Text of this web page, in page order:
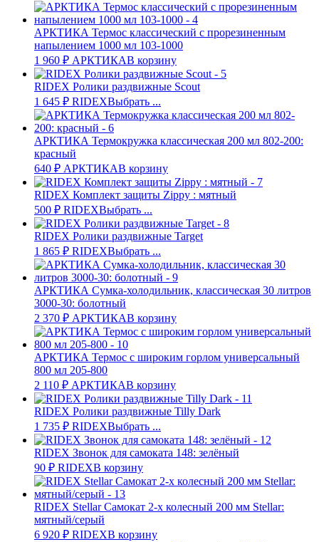
АРКТИКА Термос классический с прорезиненным
напылением 1000 мл 103-1000
1 960 ₽ АРКТИКАВ корзину
RIDEX Ролики раздвижные Scout
1 645 ₽ RIDEXВыбрать ...
АРКТИКА Термокружка классическая 200 мл 802-200:
красный
640 ₽ АРКТИКАВ корзину
RIDEX Комплект защиты Zippy : мятный
500 ₽ RIDEXВыбрать ...
RIDEX Ролики раздвижные Target
1 865 ₽ RIDEXВыбрать ...
АРКТИКА Сумка-холодильник, классическая 30 литров
3000-30: болотный
2 370 ₽ АРКТИКАВ корзину
АРКТИКА Термос с широким горлом универсальный
800 мл 205-800
2 110 ₽ АРКТИКАВ корзину
RIDEX Ролики раздвижные Tilly Dark
1 735 ₽ RIDEXВыбрать ...
RIDEX Звонок для самоката 148: зелёный
90 ₽ RIDEXВ корзину
RIDEX Stellar Самокат 2-х колесный 200 мм Stellar:
мятный/серый
6 920 ₽ RIDEXВ корзину